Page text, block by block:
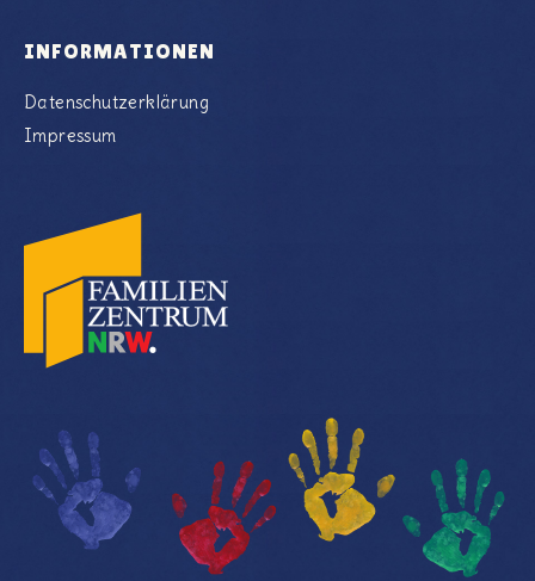
INFORMATIONEN
Datenschutzerklärung
Impressum